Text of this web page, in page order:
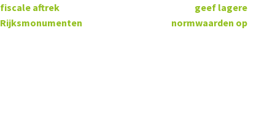
fiscale aftrek
Rijksmonumenten
geef lagere
normwaarden op